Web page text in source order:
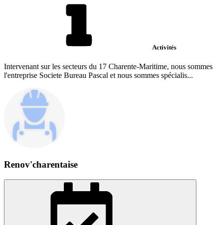
Activités
Intervenant sur les secteurs du 17 Charente-Maritime, nous sommes
l'entreprise Societe Bureau Pascal et nous sommes spécialis...
Renov'charentaise